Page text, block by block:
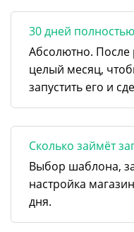
30 дней
Абсолютно. После
целый месяц,
запустить его и
Сколько займёт
Выбор шаблона,
настройка
дня.